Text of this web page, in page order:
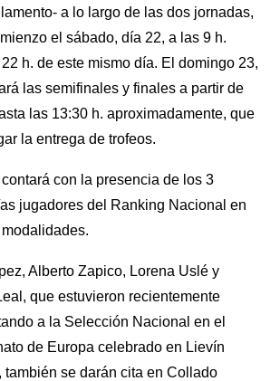
a lo largo de las dos jornadas,
el sábado, día 22, a las 9 h.
h. de este mismo día. El domingo 23,
las semifinales y finales a partir de
las 13:30 h. aproximadamente, que
la entrega de trofeos.
con la presencia de los 3
jugadores del Ranking Nacional en
Alberto Zapico, Lorena Uslé y
que estuvieron recientemente
a la Selección Nacional en el
de Europa celebrado en Lievín
también se darán cita en Collado